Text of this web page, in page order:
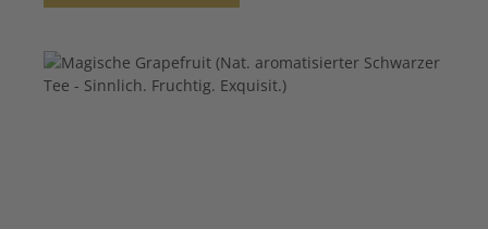
Bildergalerie überspringen